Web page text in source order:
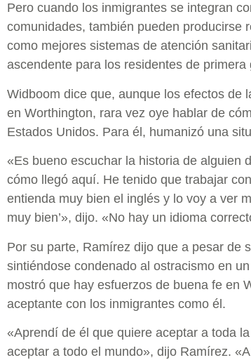
Pero cuando los inmigrantes se integran
comunidades, también pueden producirse
como mejores sistemas de atención
ascendente para los residentes de
Widboom dice que, aunque los efectos de
en Worthington, rara vez oye hablar de
Estados Unidos. Para él, humanizó una
«Es bueno escuchar la historia de alguien
cómo llegó aquí. He tenido que trabajar
entienda muy bien el inglés y lo voy a ver
muy bien’», dijo. «No hay un idioma
Por su parte, Ramírez dijo que a pesar de
sintiéndose condenado al ostracismo en
mostró que hay esfuerzos de buena fe en
aceptante con los inmigrantes como él.
«Aprendí de él que quiere aceptar a toda
aceptar a todo el mundo», dijo Ramírez.